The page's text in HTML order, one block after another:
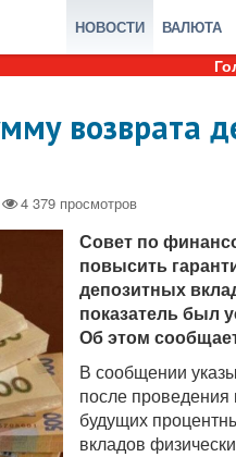
НОВОСТИ ВАЛЮТА
возврата
Совет по
повысить
депозитных
показатель был
Об этом
В сообщении
после проведения
будущих
вкладов